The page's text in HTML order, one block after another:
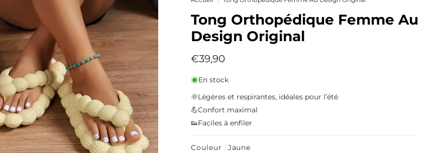
Tong Orthopédique Femme Au
Design Original
Prix
€39,90
En stock
🌞Légères et respirantes, idéales pour l’été
💪Confort maximal
👟Faciles à enfiler
Couleur Jaune